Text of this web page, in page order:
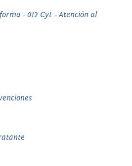
- 012 CyL - Atención al